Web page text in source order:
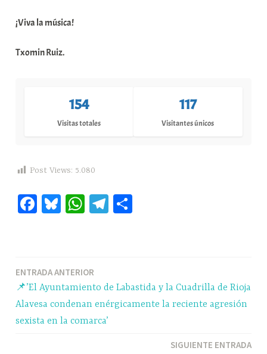
¡Viva la música!
Txomin Ruiz.
154
Visitas totales
117
Visitantes únicos
Post Views: 5.080
Fa Bl W
pp
Te
m rti
r
Navegación
de
entradas
ENTRADA ANTERIOR
📌’El Ayuntamiento de Labastida y la Cuadrilla de Rioja
Alavesa condenan enérgicamente la reciente agresión
sexista en la comarca’
SIGUIENTE ENTRADA